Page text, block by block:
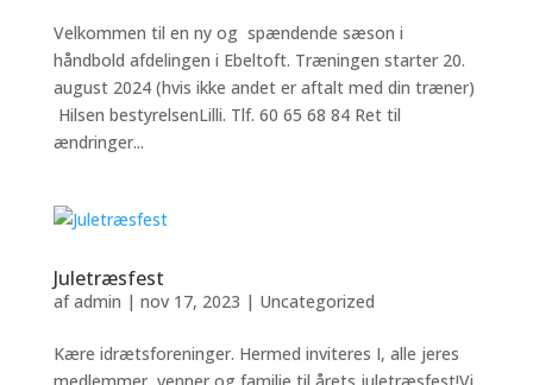
Velkommen til en ny og spændende sæson i
håndbold afdelingen i Ebeltoft. Træningen starter 20.
august 2024 (hvis ikke andet er aftalt med din træner)
Hilsen bestyrelsenLilli. Tlf. 60 65 68 84 Ret til
ændringer...
Juletræsfest
afadmin | nov 17, 2023 | Uncategorized
Kære idrætsforeninger. Hermed inviteres I, alle jeres